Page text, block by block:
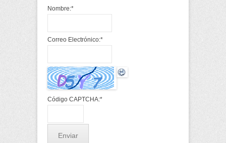
Nombre:*
Correo Electrónico:*
Código CAPTCHA:*